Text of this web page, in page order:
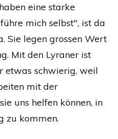
eine starke
mich selbst", ist da
Sie legen grossen Wert
Mit den Lyraner ist
etwas schwierig, weil
mit der
uns helfen können, in
zu kommen.